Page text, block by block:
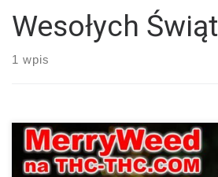
Wesołych Świąt
1 wpis